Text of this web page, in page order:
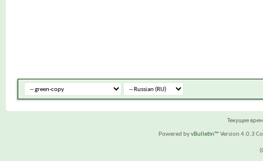
Текущее
Powered byvBulletin™ Version 4.0.3